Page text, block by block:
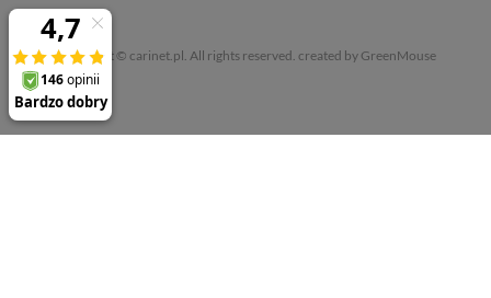
Copyright © carinet.pl. All rights reserved. created by GreenMouse